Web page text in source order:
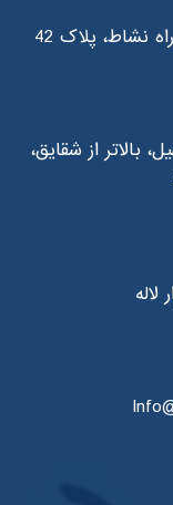
نشاط، پلاک 42
بالاتر از شقایق،